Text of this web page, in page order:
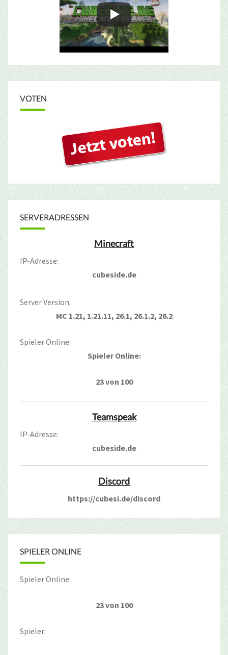
VOTEN
SERVERADRESSEN
Minecraft
IP-Adresse:
cubeside.de
Server Version:
MC 1.21, 1.21.11, 26.1, 26.1.2, 26.2
Spieler Online:
Spieler Online:
23 von 100
Teamspeak
IP-Adresse:
cubeside.de
Discord
https://cubesi.de/discord
SPIELER ONLINE
Spieler Online:
23 von 100
Spieler: